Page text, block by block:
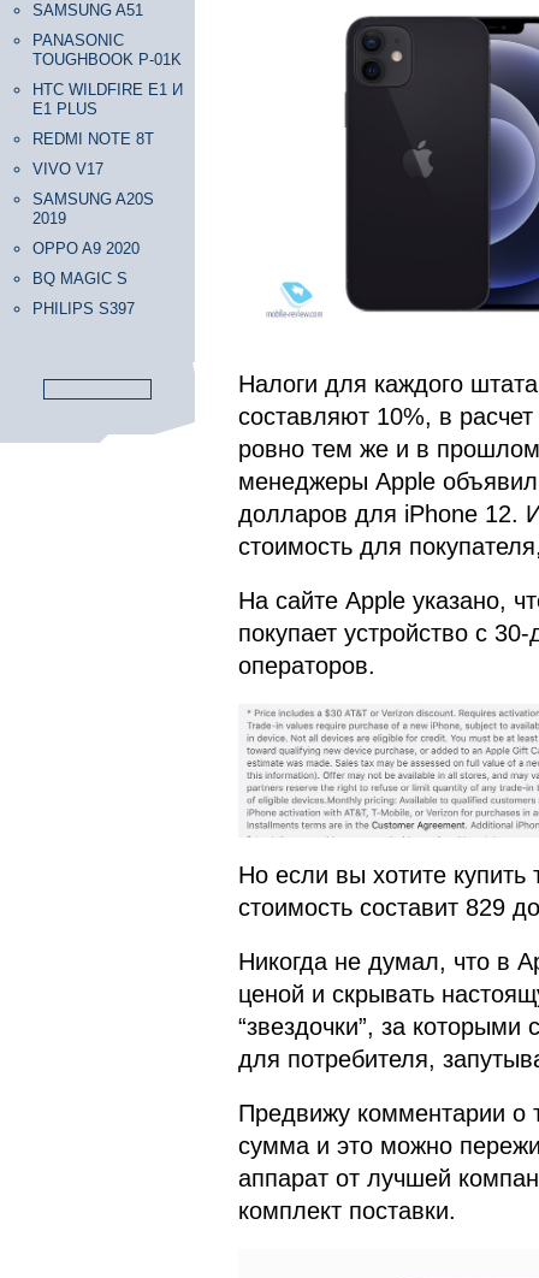
SAMSUNG A51
PANASONIC
TOUGHBOOK P-01K
HTC WILDFIRE E1 И
E1 PLUS
REDMI NOTE 8T
VIVO V17
SAMSUNG A20S
2019
OPPO A9 2020
BQ MAGIC S
PHILIPS S397
Налоги для каждого
составляют 10%, в
ровно тем же и в прошлом
менеджеры Apple
долларов для iPhone 12.
стоимость для
На сайте Apple указано,
покупает устройство с
операторов.
Но если вы хотите купить
стоимость составит 829
Никогда не думал, что в
ценой и скрывать
“звездочки”, за
для потребителя,
Предвижу комментарии о
сумма и это можно
аппарат от лучшей
комплект поставки.